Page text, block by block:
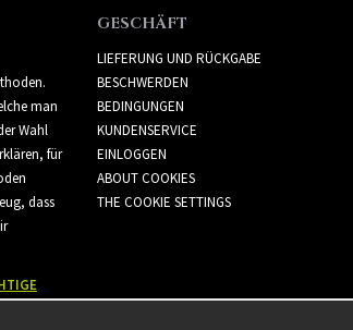
man
Wahl
für
dass
GESCHÄFT
LIEFERUNG UND RÜCKGABE
BESCHWERDEN
BEDINGUNGEN
KUNDENSERVICE
EINLOGGEN
ABOUT COOKIES
THE COOKIE SETTINGS